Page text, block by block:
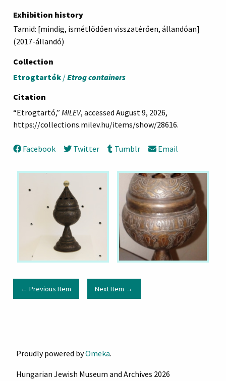
Exhibition history
Tamid: [mindig, ismétlődően visszatérően, állandóan]
(2017-állandó)
Collection
Etrogtartók /Etrog containers
Citation
“Etrogtartó,” MILEV, accessed August 9, 2026,
https://collections.milev.hu/items/show/28616.
Facebook Twitter Tumblr Email
← Previous Item Next Item →
Proudly powered byOmeka.
Hungarian Jewish Museum and Archives 2026